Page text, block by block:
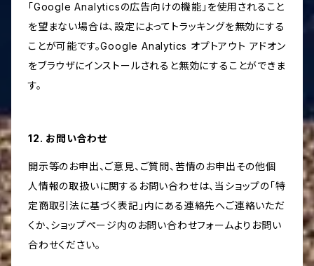
「Google Analyticsの広告向けの機能」を使用されること
を望まない場合は、設定によってトラッキングを無効にする
ことが可能です。Google Analytics オプトアウト アドオン
をブラウザにインストールされると無効にすることができま
す。
12. お問い合わせ
開示等のお申出、ご意見、ご質問、苦情のお申出その他個
人情報の取扱いに関するお問い合わせは、当ショップの「特
定商取引法に基づく表記」内にある連絡先へご連絡いただ
くか、ショップページ内のお問い合わせフォームよりお問い
合わせください。